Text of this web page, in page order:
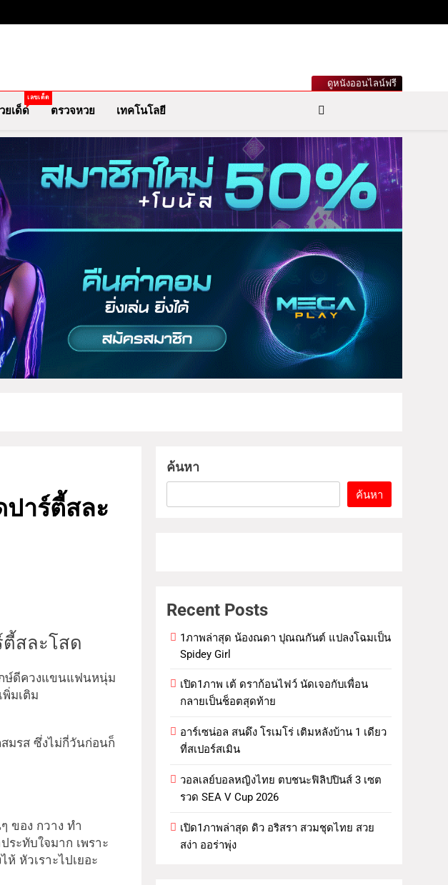
ว.com
าวล่าสุด ข่าวบันเทิงเกาะกระแสดารา ข่าวกีฬารอบโลก เลขเด็ดหวยดัง ตรวจหวย
ดูหนังออนไลน์ฟรี
ยเด็ด
เลขเด็ด
ตรวจหวย เทคโนโลยี
ปาร์ตี้สละ
ตี้สละโสด
กษ์ดีควงแขนแฟนหนุ่ม
เพิ่มเติม
มรส ซึ่งไม่กี่วันก่อนก็
ของ กวาง ทำ
ระทับใจมาก เพราะ
หัวเราะไปเยอะ
ค้นหา
ค้นหา
Recent Posts
1ภาพล่าสุด น้องณดา ปุณณกันต์ แปลงโฉมเป็น
Spidey Girl
เปิด1ภาพ เต้ ดราก้อนไฟว์ นัดเจอกับเพื่อน
กลายเป็นช็อตสุดท้าย
อาร์เซน่อล สนดึง โรเมโร่ เติมหลังบ้าน 1 เดียว
ที่สเปอร์สเมิน
วอลเลย์บอลหญิงไทย ตบชนะฟิลิปปินส์ 3 เซต
รวด SEA V Cup 2026
เปิด1ภาพล่าสุด ดิว อริสรา สวมชุดไทย สวย
สง่า ออร่าพุ่ง